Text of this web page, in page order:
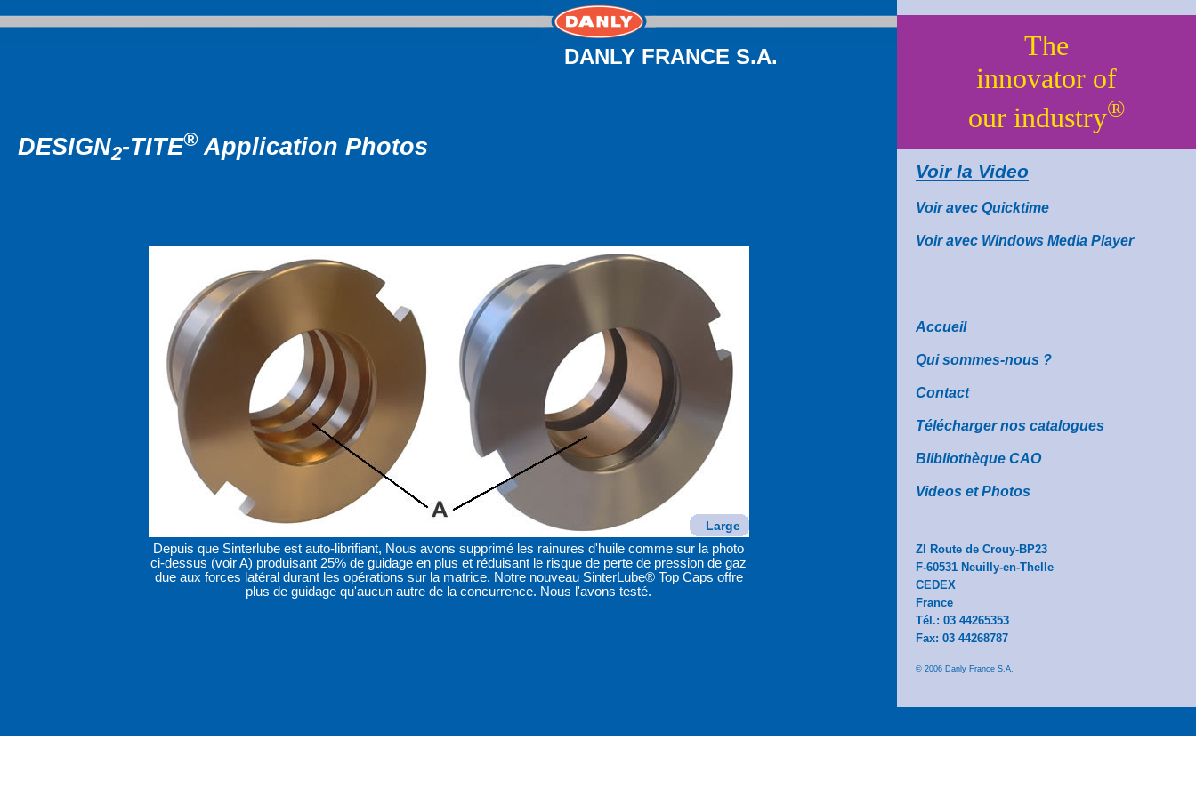
DANLY FRANCE S.A.
DESIGN2-TITE®Application Photos
Large
Depuis que Sinterlube est auto-librifiant, Nous avons supprimé les rainures d'huile comme sur la photo
ci-dessus (voir A) produisant 25% de guidage en plus et réduisant le risque de perte de pression de gaz
due aux forces latéral durant les opérations sur la matrice. Notre nouveau SinterLube® Top Caps offre
plus de guidage qu'aucun autre de la concurrence. Nous l'avons testé.
The
innovator of
our industry®
Voir la Video
Voir avec Quicktime
Voir avec Windows Media Player
Accueil
Qui sommes-nous ?
Contact
Télécharger nos catalogues
Blibliothèque CAO
Videos et Photos
ZI Route de Crouy-BP23
F-60531 Neuilly-en-Thelle
CEDEX
France
Tél.: 03 44265353
Fax: 03 44268787
© 2006 Danly France S.A.